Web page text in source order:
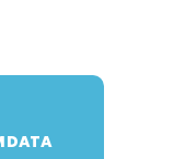
DATA